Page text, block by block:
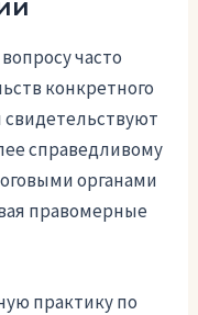
часто
конкретного
справедливому
органами
правомерные
практику по